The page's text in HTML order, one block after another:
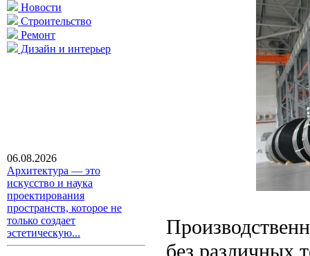
Новости
Строительство
Ремонт
Дизайн и интерьер
06.08.2026
Архитектура — это
искусство и наука
проектирования
пространств, которое не
только создает
эстетическую...
без различных